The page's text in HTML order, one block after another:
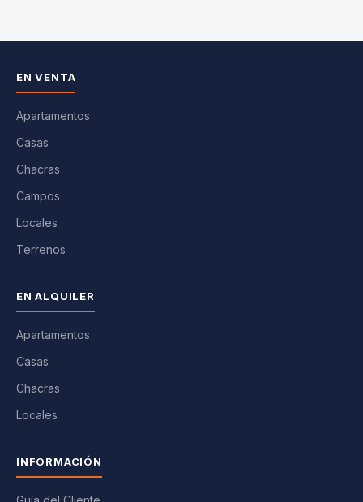
EN VENTA
Apartamentos
Casas
Chacras
Campos
Locales
Terrenos
EN ALQUILER
Apartamentos
Casas
Chacras
Locales
INFORMACIÓN